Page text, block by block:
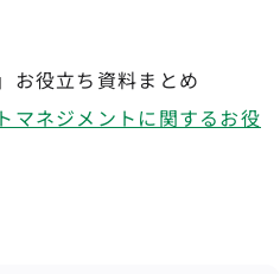
お役立ち資料まとめ
マネジメントに関するお役